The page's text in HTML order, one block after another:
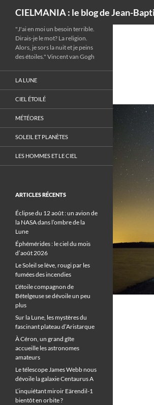
CIELMANIA : le blog de Jean-
"J'ai en moi un besoin terrible.
Dirais-je le mot? La religion.
Alors, je sors la nuit et je peins
des étoiles." Vincent van Gogh
LA LUNE
CIEL ÉTOILÉ
MÉTÉORES
SOLEIL ET PLANÈTES
LES HOMMES ET LE CIEL
ARTICLES RÉCENTS
Éclipse du 12 août : un avion de
la NASA dans l’ombre de la
Lune
Éphémérides : le ciel du mois
d’août 2026
Le Soleil se lève, rougi par les
fumées des incendies
L’étoile compagnon de
Bételgeuse se dévoile un peu
plus
Sur la Lune, les mystères du
fascinant plateau d’Aristarque
À Céron, un grand gîte
accueille les astronomes
amateurs
Le télescope James Webb nous
dévoile la galaxie Centaurus A
L’inquiétant miroir Eärendil-1
bientôt en orbite ?